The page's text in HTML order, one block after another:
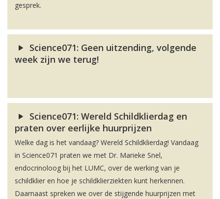
gesprek.
Science071: Geen uitzending, volgende
week zijn we terug!
Science071: Wereld Schildklierdag en
praten over eerlijke huurprijzen
Welke dag is het vandaag? Wereld Schildklierdag! Vandaag
in Science071 praten we met Dr. Marieke Snel,
endocrinoloog bij het LUMC, over de werking van je
schildklier en hoe je schildklierziekten kunt herkennen.
Daarnaast spreken we over de stijgende huurprijzen met